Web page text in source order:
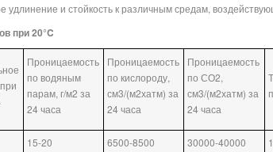
удлинение и стойкость к различным средам,
при 20°C
Проницаемость
по водяным
парам, г/м2 за
24 часа
Проницаемость
по кислороду,
см3/(м2хатм) за
24 часа
Проницаемость
по СО2,
см3/(м2хатм) за
24 часа
15-20 6500-8500 30000-40000